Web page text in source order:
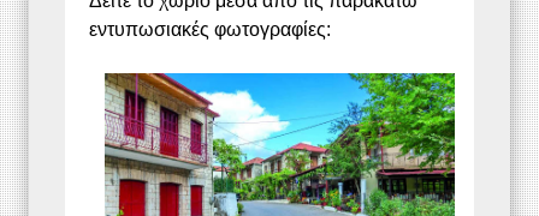
εντυπωσιακές φωτογραφίες: